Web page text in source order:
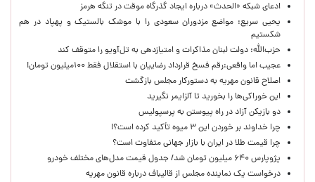
ادعای شبکه «الحدث» درباره ایجاد گذرگاه موقت در تنگه هرمز
یحیی سریع: مواضع مزدوران سعودی را با موشک بالستیک و پهپاد در هم
شکستیم
حزب‌الله: دولت لبنان مذاکرات و امتیازدهی به تل‌آویو را متوقف کند
عجیب اما واقعی:رقم فسخ قرارداد رضاییان با استقلال فقط ۱۰۰میلیون تومان!
اصلاح قانون مهریه به دستورکار مجلس بازگشت
این خوراکی‌ها را بخورید تا آلزایمر نگیرید
دو بازیکن آزاد در راه پیوستن به پرسپولیس
چرا خداوند بر خوردن این ۳ میوه تأکید کرده است؟!
چرا قیمت طلا در ایران با بازار جهانی متفاوت است؟
پژوپارس ۶۴۰ میلیون تومان شد/ جدول قیمت مدل‌های مختلف خودرو
درخواست یک نماینده مجلس از قالیباف درباره قانون مهریه